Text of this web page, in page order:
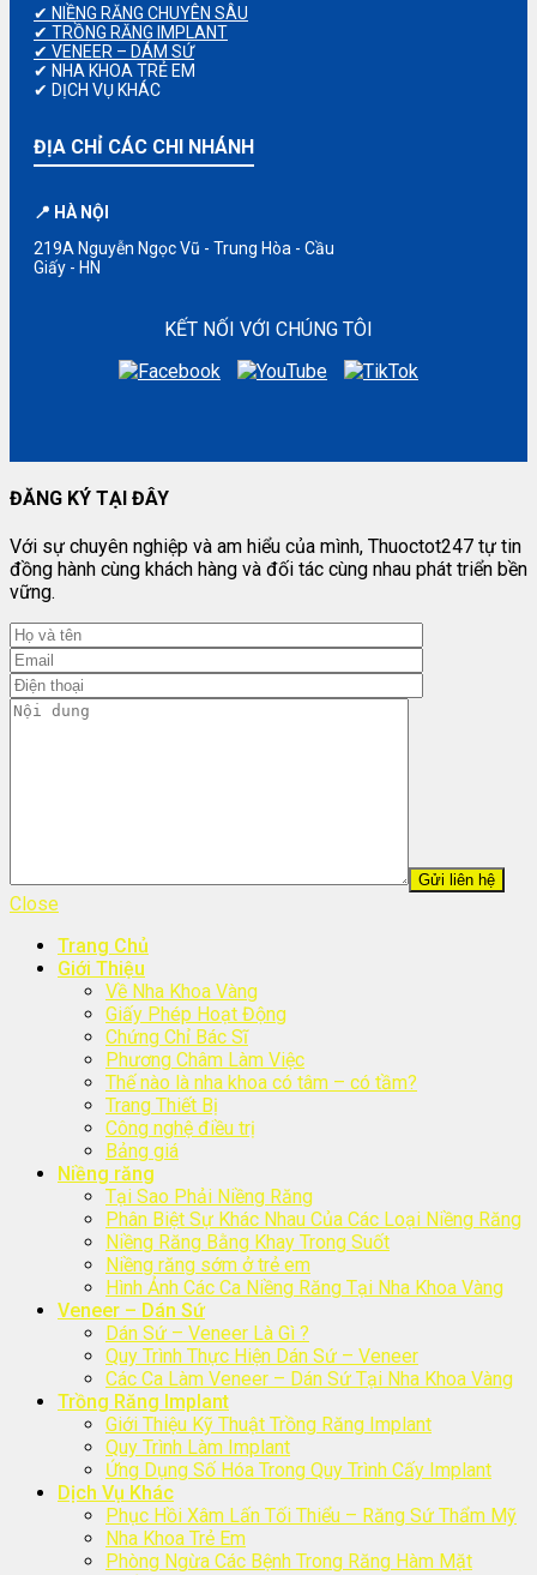
✔ NIỀNG RĂNG CHUYÊN SÂU
✔ TRỒNG RĂNG IMPLANT
✔ VENEER – DÁM SỨ
✔ NHA KHOA TRẺ EM
✔ DỊCH VỤ KHÁC
ĐỊA CHỈ CÁC CHI NHÁNH
📍 HÀ NỘI
219A Nguyễn Ngọc Vũ - Trung Hòa - Cầu
Giấy - HN
KẾT NỐI VỚI CHÚNG TÔI
ĐĂNG KÝ TẠI ĐÂY
Với sự chuyên nghiệp và am hiểu của mình, Thuoctot247 tự tin
đồng hành cùng khách hàng và đối tác cùng nhau phát triển bền
vững.
Close
Trang Chủ
Giới Thiệu
Về Nha Khoa Vàng
Giấy Phép Hoạt Động
Chứng Chỉ Bác Sĩ
Phương Châm Làm Việc
Thế nào là nha khoa có tâm – có tầm?
Trang Thiết Bị
Công nghệ điều trị
Bảng giá
Niềng răng
Tại Sao Phải Niềng Răng
Phân Biệt Sự Khác Nhau Của Các Loại Niềng Răng
Niềng Răng Bằng Khay Trong Suốt
Niềng răng sớm ở trẻ em
Hình Ảnh Các Ca Niềng Răng Tại Nha Khoa Vàng
Veneer – Dán Sứ
Dán Sứ – Veneer Là Gì ?
Quy Trình Thực Hiện Dán Sứ – Veneer
Các Ca Làm Veneer – Dán Sứ Tại Nha Khoa Vàng
Trồng Răng Implant
Giới Thiệu Kỹ Thuật Trồng Răng Implant
Quy Trình Làm Implant
Ứng Dụng Số Hóa Trong Quy Trình Cấy Implant
Dịch Vụ Khác
Phục Hồi Xâm Lấn Tối Thiểu – Răng Sứ Thẩm Mỹ
Nha Khoa Trẻ Em
Phòng Ngừa Các Bệnh Trong Răng Hàm Mặt